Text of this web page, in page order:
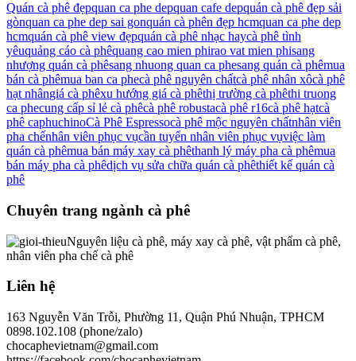
Quán cà phê đẹpquan ca phe depquan cafe depquán cà phê đẹp sải
gònquan ca phe dep sai gonquán cà phên đẹp hcmquan ca phe dep
hcmquán cà phê view đẹpquán cà phê nhạc haycà phê tình
yêuquảng cáo cà phêquang cao mien phirao vat mien phisang
nhượng quán cà phêsang nhuong quan ca phesang quán cà phêmua
bán cà phêmua ban ca phecà phê nguyên chấtcà phê nhân xôcà phê
hạt nhângiá cà phêxu hướng giá cà phêthị trường cà phêthi truong
ca phecung cấp sỉ lẻ cà phêcà phê robustacà phê r16cà phê hạtcà
phê caphuchinoCà Phê Espressocà phê mộc nguyên chấtnhân viên
pha chếnhân viên phục vụcần tuyển nhân viên phục vụviệc làm
quán cà phêmua bán máy xay cà phêthanh lý máy pha cà phêmua
bán máy pha cà phêdịch vụ sửa chữa quán cà phêthiết kế quán cà
phê
Chuyên trang ngành cà phê
Nguyên liệu cà phê, máy xay cà phê, vật phẩm cà phê,
nhân viên pha chế cà phê
Liên hệ
163 Nguyễn Văn Trỗi, Phường 11, Quận Phú Nhuận, TPHCM
0898.102.108 (phone/zalo)
chocaphevietnam@gmail.com